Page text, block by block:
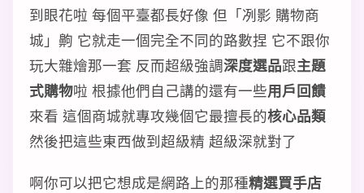
到眼花啦 每個平臺都長好像 但「冽影 購物商
城」齁 它就走一個完全不同的路數捏 它不跟你
玩大雜燴那一套 反而超級強調深度選品跟主題
式購物啦 根據他們自己講的還有一些用戶回饋
來看 這個商城就專攻幾個它最擅長的核心品類
然後把這些東西做到超級精 超級深就對了
啊你可以把它想成是網路上的那種精選買手店